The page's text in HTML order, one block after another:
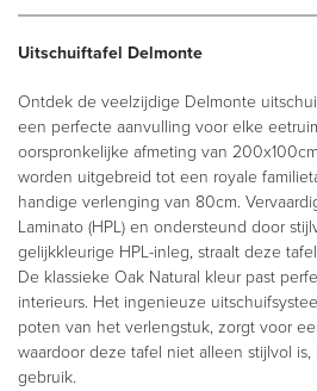
Uitschuiftafel Delmonte
Ontdek de veelzijdige Delmonte
een perfecte aanvulling voor elke
oorspronkelijke afmeting van
worden uitgebreid tot een royale
handige verlenging van 80cm.
Laminato (HPL) en ondersteund door
gelijkkleurige HPL-inleg, straalt deze
De klassieke Oak Natural kleur past
interieurs. Het ingenieuze
poten van het verlengstuk, zorgt voor
waardoor deze tafel niet alleen stijlvol is,
gebruik.